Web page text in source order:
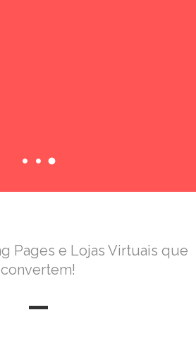
Pages e Lojas Virtuais que
convertem!